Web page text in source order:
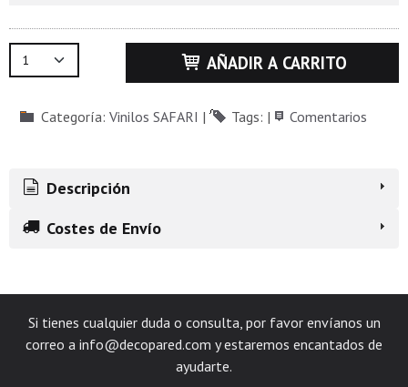
AÑADIR A CARRITO
Categoría: Vinilos SAFARI | Tags: | Comentarios
Descripción
Costes de Envío
Si tienes cualquier duda o consulta, por favor envíanos un
correo a info@decopared.com y estaremos encantados de
ayudarte.